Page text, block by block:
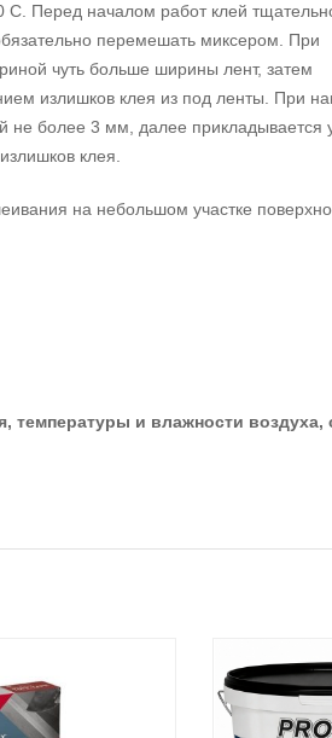
Перед началом работ клей
перемешать миксером. При
чуть больше ширины лент, затем
излишков клея из под ленты. При
более 3 мм, далее прикладывается
клея.
на небольшом участке
и влажности воздуха,